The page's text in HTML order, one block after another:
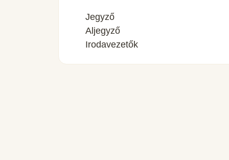
Jegyző
Aljegyző
Irodavezetők